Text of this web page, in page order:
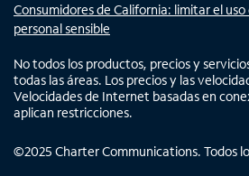
Consumidores de California: limitar el
personal sensible
No todos los productos, precios y
todas las áreas. Los precios y las
Velocidades de Internet basadas en
aplican restricciones.
©2025 Charter Communications. Todos